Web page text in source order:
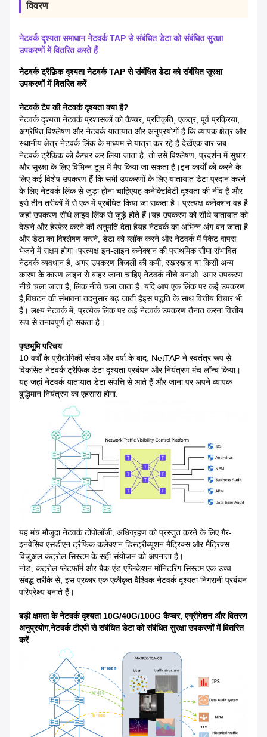
विवरण
नेटवर्क दृश्यता समाधान नेटवर्क TAP से संबंधित डेटा को संबंधित सुरक्षा
उपकरणों में वितरित करते हैं
नेटवर्क ट्रैफ़िक दृश्यता नेटवर्क TAP से संबंधित डेटा को संबंधित सुरक्षा
उपकरणों में वितरित करें
नेटवर्क टैप की नेटवर्क दृश्यता क्या है?
नेटवर्क दृश्यता नेटवर्क प्रशासकों को कैप्चर, प्रतिकृति, एकत्र, पूर्व प्रक्रिया,
अग्रेषित,विश्लेषण और नेटवर्क यातायात और अनुप्रयोगों है कि व्यापक क्षेत्र और
स्थानीय क्षेत्र नेटवर्क लिंक के माध्यम से यात्रा कर रहे हैं देखेंएक बार जब
नेटवर्क ट्रैफ़िक को कैप्चर कर लिया जाता है, तो उसे विश्लेषण, प्रदर्शन में सुधार
और सुरक्षा के लिए विभिन्न टूल में मैप किया जा सकता है।इन कार्यों को करने के
लिए कई विशेष उपकरण हैं कि सभी उपकरणों के लिए यातायात डेटा प्रदान करने
के लिए नेटवर्क लिंक से जुड़ा होना चाहिएयह कनेक्टिविटी दृश्यता की नींव है और
इसे तीन तरीकों में से एक में प्रबंधित किया जा सकता है। प्रत्यक्ष कनेक्शन वह है
जहां उपकरण सीधे लाइव लिंक से जुड़े होते हैं।यह उपकरण को सीधे यातायात को
देखने और हेरफेर करने की अनुमति देता हैयह नेटवर्क का अभिन्न अंग बन जाता है
और डेटा का विश्लेषण करने, डेटा को ब्लॉक करने और नेटवर्क में पैकेट वापस
भेजने में सक्षम होगा।प्रत्यक्ष इन-लाइन कनेक्शन की प्राथमिक सीमा संभावित
नेटवर्क व्यवधान है, अगर उपकरण बिजली की कमी, रखरखाव या किसी अन्य
कारण के कारण लाइन से बाहर जाना चाहिए नेटवर्क नीचे बनाओ. अगर उपकरण
नीचे चला जाता है, लिंक नीचे चला जाता है. यदि आप एक लिंक पर कई उपकरण
है,विघटन की संभावना तदनुसार बढ़ जाती हैइस पद्धति के साथ वित्तीय विचार भी
हैं। लक्ष्य नेटवर्क में, प्रत्येक लिंक पर कई नेटवर्क उपकरण तैनात करना वित्तीय
रूप से तनावपूर्ण हो सकता है।
पृष्ठभूमि परिचय
10 वर्षों के प्रौद्योगिकी संचय और वर्षा के बाद, NetTAP ने स्वतंत्र रूप से
विकसित नेटवर्क ट्रैफिक डेटा दृश्यता प्रबंधन और नियंत्रण मंच लॉन्च किया।
यह जहां नेटवर्क यातायात डेटा संपत्ति से आते हैं और जाना पर अपने व्यापक
बुद्धिमान नियंत्रण का एहसास होगा.
यह मंच मौजूदा नेटवर्क टोपोलॉजी, अधिग्रहण को प्रस्तुत करने के लिए गैर-
इनवेसिव एसडीएन ट्रैफिक कलेक्शन डिस्ट्रीब्यूशन मैट्रिक्स और मैट्रिक्स
विजुअल कंट्रोल सिस्टम के सही संयोजन को अपनाता है।
नोड, कंट्रोल प्लेटफॉर्म और बैक-एंड एप्लिकेशन मॉनिटरिंग सिस्टम एक उच्च
संबद्ध तरीके से, इस प्रकार एक एकीकृत वैश्विक नेटवर्क दृश्यता निगरानी प्रबंधन
परिप्रेक्ष्य बनाते हैं।
बड़ी क्षमता के नेटवर्क दृश्यता 10G/40G/100G कैप्चर, एग्रीगेशन और वितरण
अनुप्रयोग,नेटवर्क टीएपी से संबंधित डेटा को संबंधित सुरक्षा उपकरणों में वितरित
करें